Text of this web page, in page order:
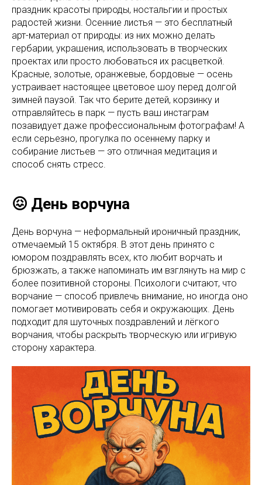
праздник красоты природы, ностальгии и простых
радостей жизни. Осенние листья — это бесплатный
арт-материал от природы: из них можно делать
гербарии, украшения, использовать в творческих
проектах или просто любоваться их расцветкой.
Красные, золотые, оранжевые, бордовые — осень
устраивает настоящее цветовое шоу перед долгой
зимней паузой. Так что берите детей, корзинку и
отправляйтесь в парк — пусть ваш инстаграм
позавидует даже профессиональным фотографам! А
если серьезно, прогулка по осеннему парку и
собирание листьев — это отличная медитация и
способ снять стресс.
😖 День ворчуна
День ворчуна — неформальный ироничный праздник,
отмечаемый 15 октября. В этот день принято с
юмором поздравлять всех, кто любит ворчать и
брюзжать, а также напоминать им взглянуть на мир с
более позитивной стороны. Психологи считают, что
ворчание — способ привлечь внимание, но иногда оно
помогает мотивировать себя и окружающих. День
подходит для шуточных поздравлений и лёгкого
ворчания, чтобы раскрыть творческую или игривую
сторону характера.